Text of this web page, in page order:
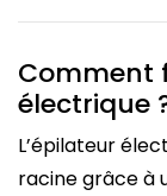
Comment
électrique
L’épilateur
racine grâce à